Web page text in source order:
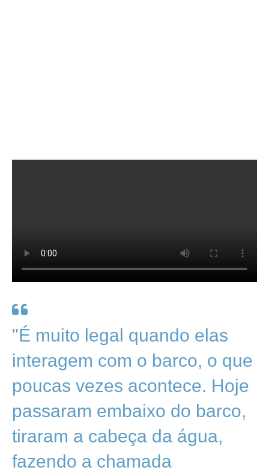
"É muito legal quando elas
interagem com o barco, o que
poucas vezes acontece. Hoje
passaram embaixo do barco,
tiraram a cabeça da água,
fazendo a chamada